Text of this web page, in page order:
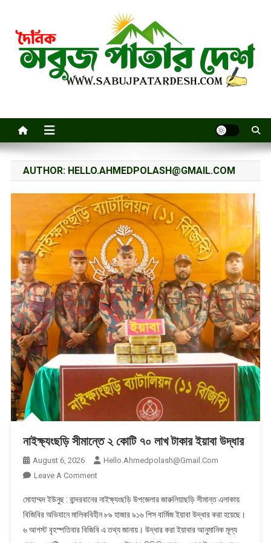
content
AUTHOR: HELLO.AHMEDPOLASH@GMAIL.COM
নাইক্ষ্যংছড়ি সীমান্তে ২ কোটি ৭০ লাখ টাকার ইয়াবা উদ্ধার
August 6, 2026
Hello.ahmedpolash@gmail.com
Leave A CommentOn
সীমান্তে
২
কোটি
মোহাম্মদ ইউনুছ : বান্দরবানের নাইক্ষ্যংছড়ি উপজেলার জারুলিয়াছড়ি সীমান্ত এলাকায়
বিজিবির অভিযানে মালিকবিহীন ৮৯ হাজার ৯১৬ পিস বার্মিজ ইয়াবা উদ্ধার করা হয়েছে।
৬ আগস্ট বৃহস্পতিবার বিজিবি এ তথ্য জানায়। উদ্ধার করা ইয়াবার আনুমানিক মূল্য